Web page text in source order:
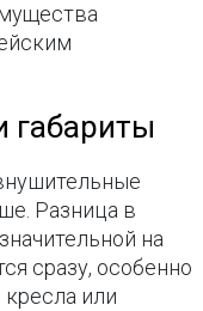
габариты
Разница в
на
сразу, особенно
или